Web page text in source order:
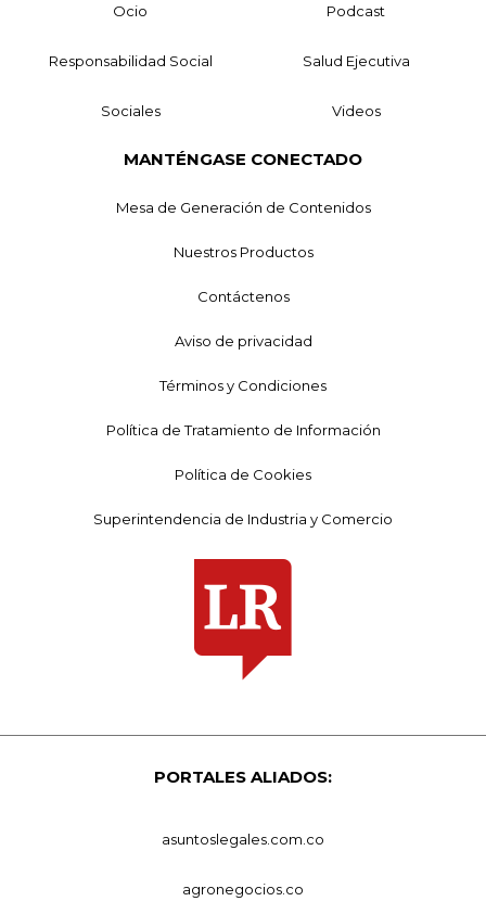
Ocio Podcast
Responsabilidad Social Salud Ejecutiva
Sociales Videos
MANTÉNGASE CONECTADO
Mesa de Generación de Contenidos
Nuestros Productos
Contáctenos
Aviso de privacidad
Términos y Condiciones
Política de Tratamiento de Información
Política de Cookies
Superintendencia de Industria y Comercio
PORTALES ALIADOS:
asuntoslegales.com.co
agronegocios.co